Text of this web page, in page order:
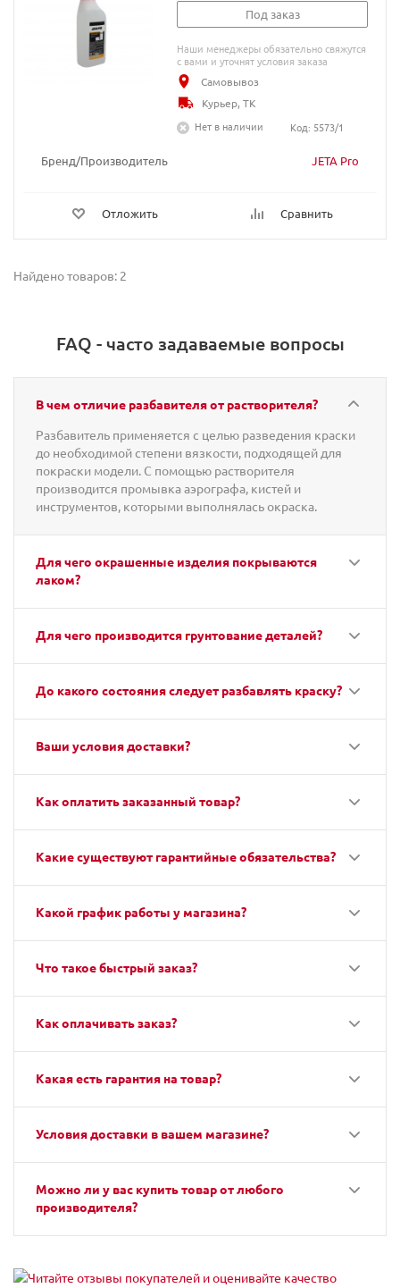
Бренд/Производитель JETA Pro
Отложить Сравнить
Под заказ
Наши менеджеры обязательно свяжутся
с вами и уточнят условия заказа
Самовывоз
Курьер, ТК
Нет в наличии
Код: 5573/1
Найдено товаров: 2
FAQ - часто задаваемые вопросы
В чем отличие разбавителя от растворителя?
Разбавитель применяется с целью разведения краски
до необходимой степени вязкости, подходящей для
покраски модели. С помощью растворителя
производится промывка аэрографа, кистей и
инструментов, которыми выполнялась окраска.
Для чего окрашенные изделия покрываются
лаком?
Для чего производится грунтование деталей?
До какого состояния следует разбавлять краску?
Ваши условия доставки?
Как оплатить заказанный товар?
Какие существуют гарантийные обязательства?
Какой график работы у магазина?
Что такое быстрый заказ?
Как оплачивать заказ?
Какая есть гарантия на товар?
Условия доставки в вашем магазине?
Можно ли у вас купить товар от любого
производителя?